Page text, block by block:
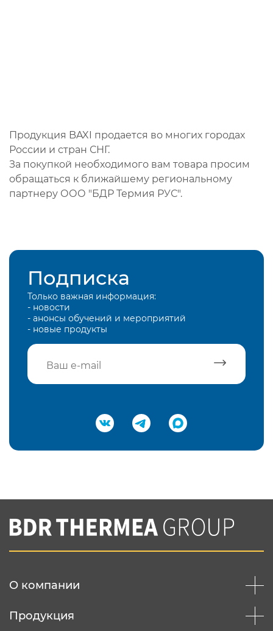
Продукция BAXI продается во многих городах
России и стран СНГ.
За покупкой необходимого вам товара просим
обращаться к ближайшему региональному
партнеру ООО "БДР Термия РУС".
Подписка
Только важная информация:
- новости
- анонсы обучений и мероприятий
- новые продукты
Подтвердить e-mail
Вы соглашаетесь с нашей политикой
конфеденциальности
О компании
Продукция